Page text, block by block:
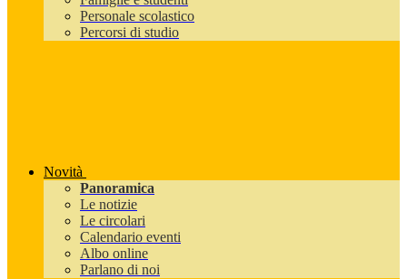
Personale scolastico
Percorsi di studio
Novità
Panoramica
Le notizie
Le circolari
Calendario eventi
Albo online
Parlano di noi